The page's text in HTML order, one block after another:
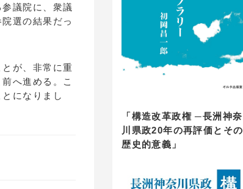
議院に、衆議
選の結果だっ
が、非常に重
へ進める。こ
になりまし
「構造改革政権 ─長洲神奈
川県政20年の再評価とその
歴史的意義」